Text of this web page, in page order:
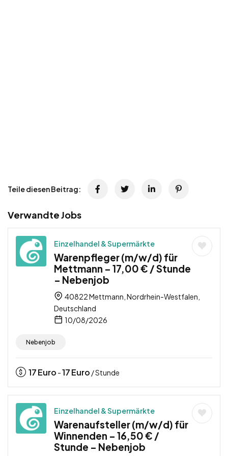
Teile diesen Beitrag:
Verwandte Jobs
Einzelhandel & Supermärkte
Warenpfleger (m/w/d) für
Mettmann – 17,00 € / Stunde
– Nebenjob
40822 Mettmann, Nordrhein-Westfalen,
Deutschland
10/08/2026
Nebenjob
17Euro -17Euro / Stunde
Einzelhandel & Supermärkte
Warenaufsteller (m/w/d) für
Winnenden – 16,50 € /
Stunde – Nebenjob